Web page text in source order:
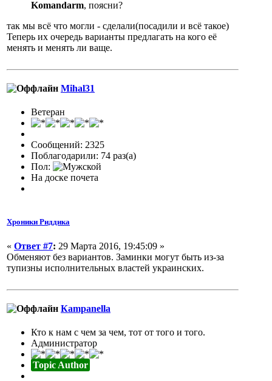
Komandarm, поясни?
так мы всё что могли - сделали(посадили и всё такое)
Теперь их очередь варианты предлагать на кого её
менять и менять ли ваще.
Mihal31
Ветеран
Сообщений: 2325
Поблагодарили: 74 раз(а)
Пол:
На доске почета
Хроники Риддика
« Ответ #7: 29 Марта 2016, 19:45:09 »
Обменяют без вариантов. Заминки могут быть из-за
тупизны исполнительных властей украинских.
Кampanella
Кто к нам с чем за чем, тот от того и того.
Администратор
Topic Author